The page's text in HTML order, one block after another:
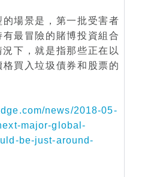
場景是，第一批受害者
最冒險的賭博投資組合
下，就是指那些正在以
買入垃圾債券和股票的
news/2018-05-
major-global-
be-just-around-